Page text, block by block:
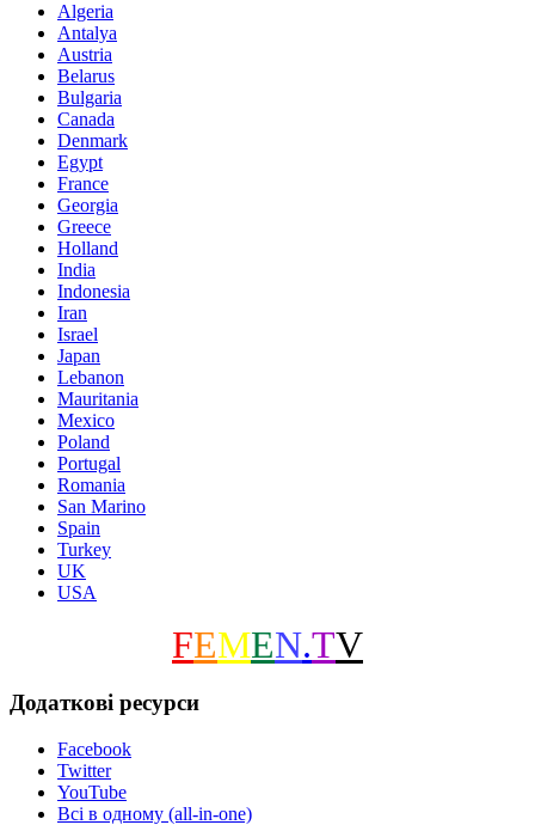
Algeria
Antalya
Austria
Belarus
Bulgaria
Canada
Denmark
Egypt
France
Georgia
Greece
Holland
India
Indonesia
Iran
Israel
Japan
Lebanon
Mauritania
Mexico
Poland
Portugal
Romania
San Marino
Spain
Turkey
UK
USA
FEMEN.TV
Додаткові ресурси
Facebook
Twitter
YouTube
Всі в одному (all-in-one)